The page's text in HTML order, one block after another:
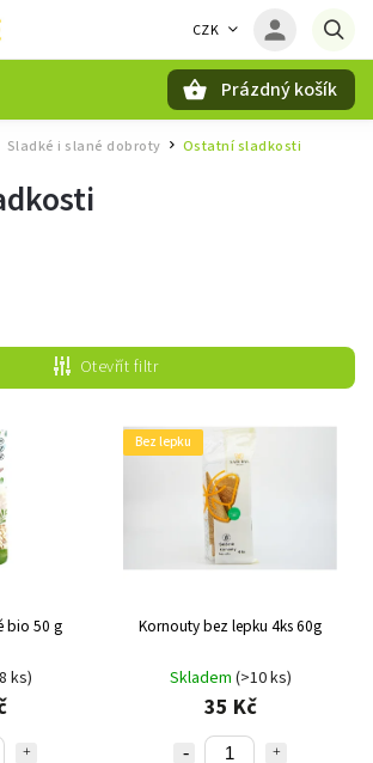
CZK
Prázdný košík
Sladké i slané dobroty Ostatní sladkosti
Otevřít filtr
bio 50 g
ks)
Bez lepku
Kornouty bez lepku 4ks 60g
Skladem (>10 ks)
35 Kč